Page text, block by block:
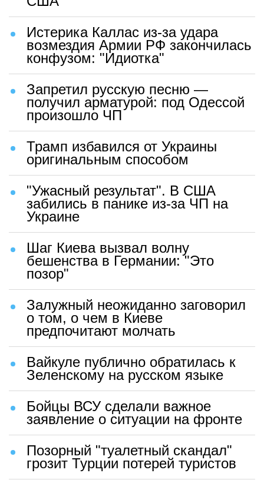
Истерика Каллас из-за удара
возмездия Армии РФ закончилась
конфузом: "Идиотка"
Запретил русскую песню —
получил арматурой: под Одессой
произошло ЧП
Трамп избавился от Украины
оригинальным способом
"Ужасный результат". В США
забились в панике из-за ЧП на
Украине
Шаг Киева вызвал волну
бешенства в Германии: "Это
позор"
Залужный неожиданно заговорил
о том, о чем в Киеве
предпочитают молчать
Вайкуле публично обратилась к
Зеленскому на русском языке
Бойцы ВСУ сделали важное
заявление о ситуации на фронте
Позорный "туалетный скандал"
грозит Турции потерей туристов